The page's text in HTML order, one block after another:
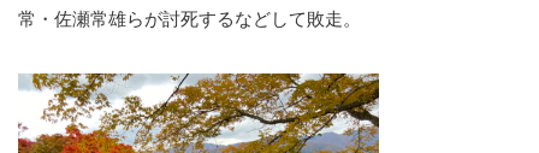
常・佐瀬常雄らが討死するなどして敗走。